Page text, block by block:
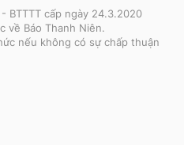
BTTTT cấp ngày 24.3.2020
về Báo Thanh Niên.
nếu không có sự chấp thuận